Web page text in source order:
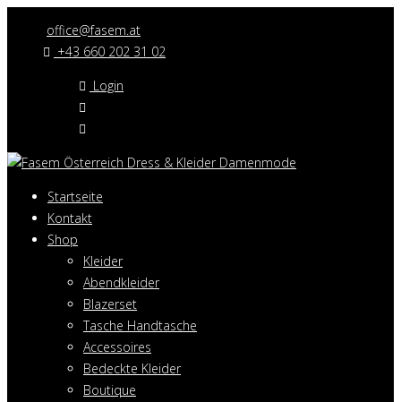
office@fasem.at
+43 660 202 31 02
Login
Startseite
Kontakt
Shop
Kleider
Abendkleider
Blazerset
Tasche Handtasche
Accessoires
Bedeckte Kleider
Boutique